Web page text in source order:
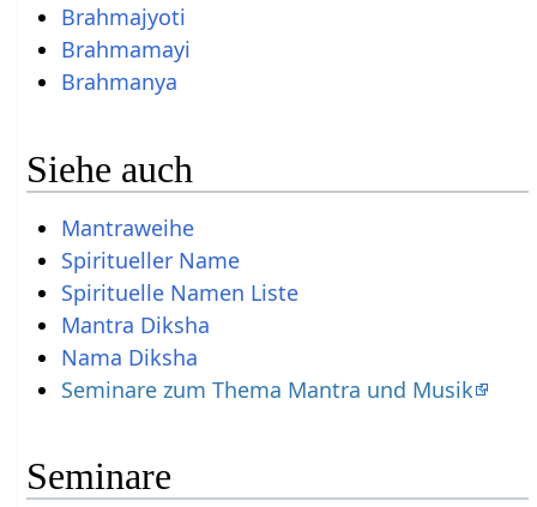
Brahmajyoti
Brahmamayi
Brahmanya
Siehe auch
Mantraweihe
Spiritueller Name
Spirituelle Namen Liste
Mantra Diksha
Nama Diksha
Seminare zum Thema Mantra und Musik
Seminare